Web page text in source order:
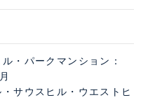
・パークマンション：
・サウスヒル・ウエストヒ